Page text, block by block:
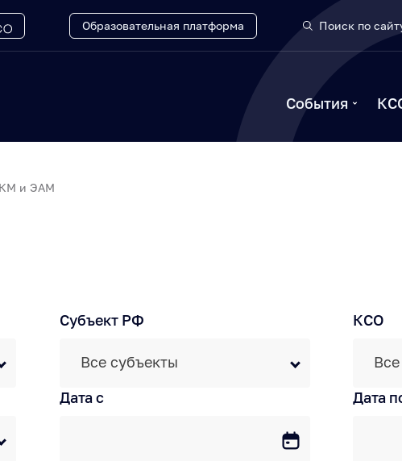
Образовательная платформа Поиск по
События
и ЭАМ
Субъект РФ
Все субъекты
КСО
Дата c Дата